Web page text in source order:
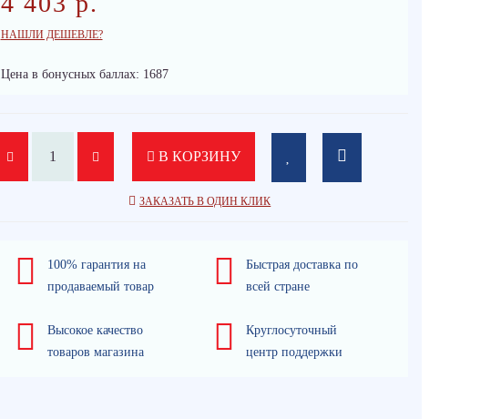
НАШЛИ ДЕШЕВЛЕ?
Цена в бонусных баллах: 1687
В КОРЗИНУ
ЗАКАЗАТЬ В ОДИН КЛИК
100% гарантия на
продаваемый товар
Быстрая доставка по
всей стране
Высокое качество
товаров магазина
Круглосуточный
центр поддержки